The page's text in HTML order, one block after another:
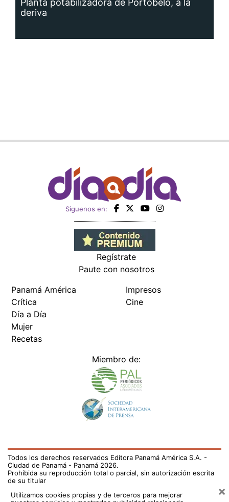
deriva
Siguenos en:
Regístrate
Paute con nosotros
Panamá América
Crítica
Día a Día
Mujer
Recetas
Impresos
Cine
Miembro de:
Todos los derechos reservados Editora Panamá América S.A. -
Ciudad de Panamá - Panamá 2026.
Prohibida su reproducción total o parcial, sin autorización escrita
de su titular
Utilizamos cookies propias y de terceros para mejorar
×